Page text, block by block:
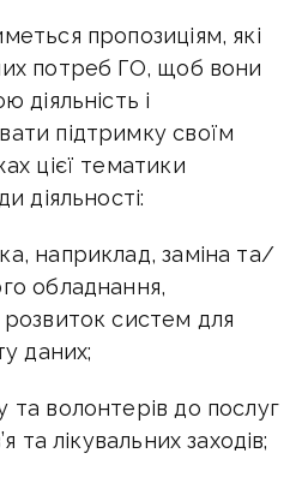
пропозиціям, які
потреб ГО, щоб вони
діяльність і
підтримку своїм
цієї тематики
діяльності:
наприклад, заміна та/
обладнання,
систем для
даних;
волонтерів до послуг
та лікувальних заходів;